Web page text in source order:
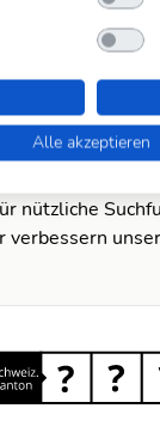
von Rätseln,
unseren
nützliche
verbessern
Alle akzeptieren